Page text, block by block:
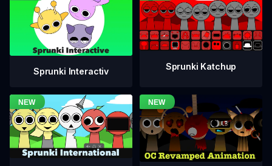
Sprunki Interactiv Sprunki Katchup